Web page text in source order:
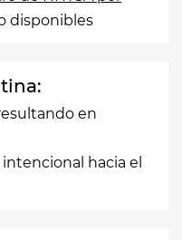
disponibles
en
hacia el